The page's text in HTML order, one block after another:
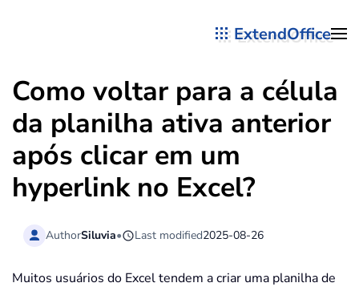
ExtendOffice
Como voltar para a célula
da planilha ativa anterior
após clicar em um
hyperlink no Excel?
AuthorSiluvia• Last modified2025-08-26
Muitos usuários do Excel tendem a criar uma planilha de